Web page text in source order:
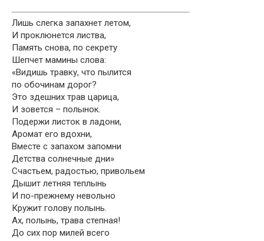
Лишь слегка запахнет летом,
И проклюнется листва,
Память снова, по секрету
Шепчет мамины слова:
«Видишь травку, что пылится
по обочинам дорог?
Это здешних трав царица,
И зовется – полынок.
Подержи листок в ладони,
Аромат его вдохни,
Вместе с запахом запомни
Детства солнечные дни»
Счастьем, радостью, привольем
Дышит летняя теплынь
И по-прежнему невольно
Кружит голову полынь.
Ах, полынь, трава степная!
До сих пор милей всего